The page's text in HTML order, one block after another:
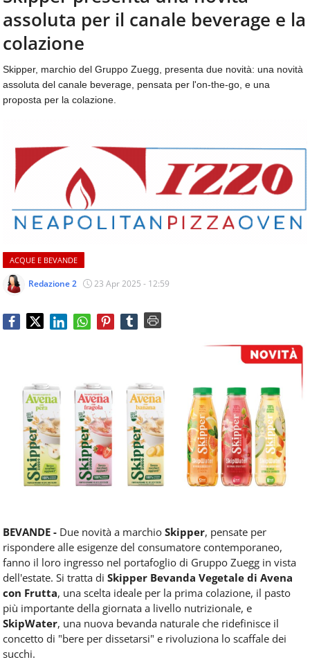
aggiornamenti
quotidiani
su
temi
come
ospitalità,
ristorazione,
food
catering
e
articoli
sul
mondo
dei
consumi
fuoricasa,
del
Food
Service
novità
del
comparto
Horeca.
CONTATTI
assoluta per il canale beverage e la
colazione
Skipper, marchio del Gruppo Zuegg, presenta due novità: una novità
assoluta del canale beverage, pensata per l'on-the-go, e una
proposta per la colazione.
ACQUE E BEVANDE
Redazione 2 23 Apr 2025 - 12:59
BEVANDE - Due novità a marchio Skipper, pensate per
rispondere alle esigenze del consumatore contemporaneo,
fanno il loro ingresso nel portafoglio di Gruppo Zuegg in vista
dell'estate. Si tratta di Skipper Bevanda Vegetale di Avena
con Frutta, una scelta ideale per la prima colazione, il pasto
più importante della giornata a livello nutrizionale, e
SkipWater, una nuova bevanda naturale che ridefinisce il
concetto di "bere per dissetarsi" e rivoluziona lo scaffale dei
succhi.